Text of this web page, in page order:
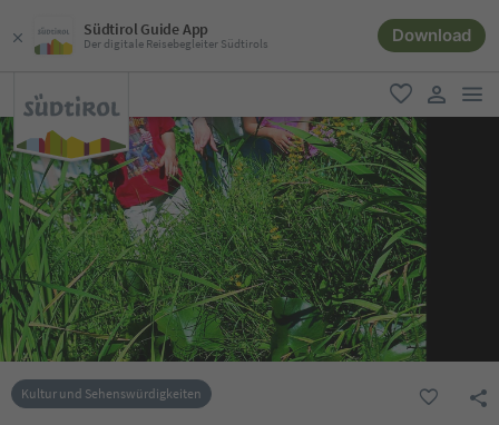
Südtirol Guide App
Der digitale Reisebegleiter Südtirols Download
favorit
user link
Kultur und Sehenswürdigkeiten